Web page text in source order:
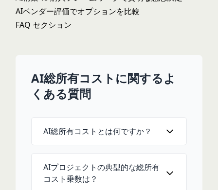
AIベンダー評価でオプションを比較
FAQ セクション
AI総所有コストに関するよ
くある質問
AI総所有コストとは何ですか？
AIプロジェクトの典型的な総所有
コスト乗数は？